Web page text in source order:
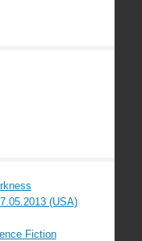
(USA)
Fiction